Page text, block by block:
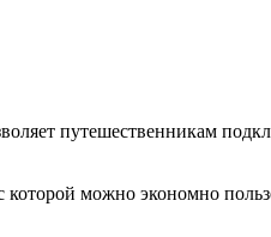
путешественникам
можно экономно